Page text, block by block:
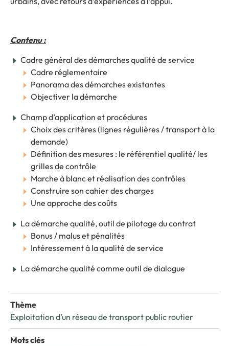
Contenu :
Cadre général des démarches qualité de service
Cadre réglementaire
Panorama des démarches existantes
Objectiver la démarche
Champ d’application et procédures
Choix des critères (lignes régulières / transport à la
demande)
Définition des mesures : le référentiel qualité/ les
grilles de contrôle
Marche à blanc et réalisation des contrôles
Construire son cahier des charges
Une approche des coûts
La démarche qualité, outil de pilotage du contrat
Bonus / malus et pénalités
Intéressement à la qualité de service
La démarche qualité comme outil de dialogue
Thème
Exploitation d’un réseau de transport public routier
Mots clés